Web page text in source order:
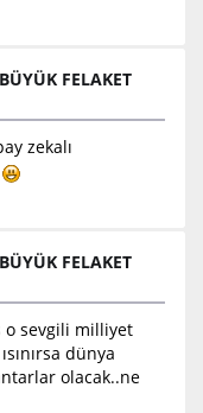
FELAKET
zekalı
FELAKET
o sevgili milliyet
dünya
olacak..ne